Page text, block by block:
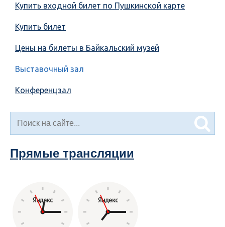
Купить входной билет по Пушкинской карте
Купить билет
Цены на билеты в Байкальский музей
Выставочный зал
Конференцзал
Прямые трансляции